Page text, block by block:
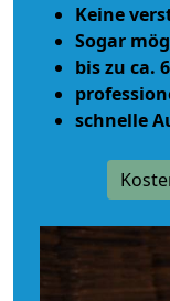
Keine
Sogar
bis zu ca.
schnelle